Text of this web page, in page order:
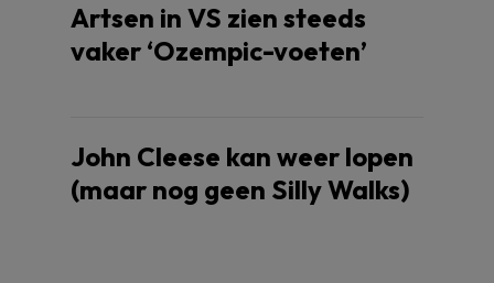
Artsen in VS zien steeds
vaker ‘Ozempic-voeten’
John Cleese kan weer lopen
(maar nog geen Silly Walks)